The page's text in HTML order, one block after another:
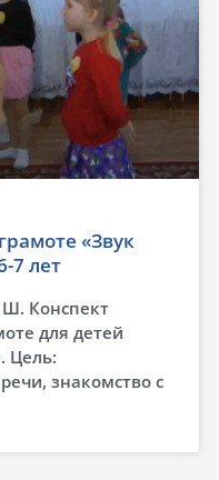
«Звук
7 лет
Ш. Конспект
для детей
Цель:
знакомство с